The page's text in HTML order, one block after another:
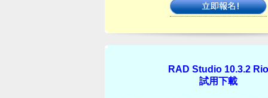
RAD Studio 10.3.2 Rio
試用下載